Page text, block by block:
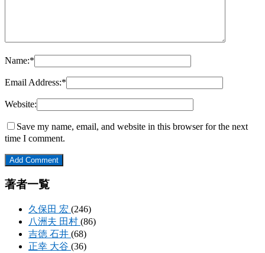
Name:*
Email Address:*
Website:
Save my name, email, and website in this browser for the next
time I comment.
著者一覧
久保田 宏 (246)
八洲夫 田村 (86)
吉徳 石井 (68)
正幸 大谷 (36)